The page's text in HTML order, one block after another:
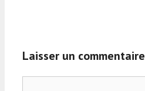
Laisser un commentaire